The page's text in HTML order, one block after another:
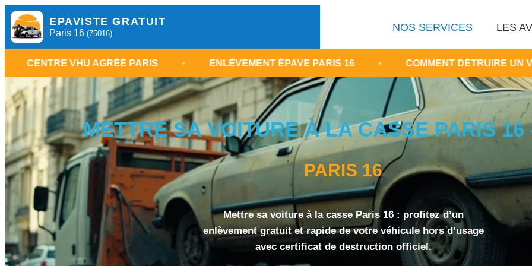
EPAVISTE GRATUIT
Paris 16 (75016)
NOS SERVICES LES
AGRÉÉ PARIS • ENLÈVEMENT ÉPAVE PARIS 16 • COMMENT DÉTRUIRE UN VÉHICULE
METTRE SA VOITURE À LA CASSE PARIS 16
PARIS 16
Mettre sa voiture à la casse Paris 16 : profitez d’un
enlèvement gratuit et rapide de votre véhicule hors d’usage
avec certificat de destruction officiel.